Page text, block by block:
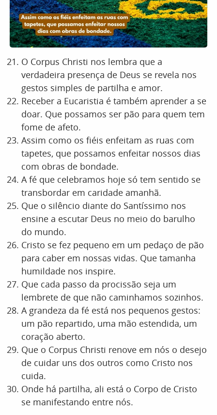
O Corpus Christi nos lembra que a
verdadeira presença de Deus se revela nos
gestos simples de partilha e amor.
Receber a Eucaristia é também aprender a se
doar. Que possamos ser pão para quem tem
fome de afeto.
Assim como os fiéis enfeitam as ruas com
tapetes, que possamos enfeitar nossos dias
com obras de bondade.
A fé que celebramos hoje só tem sentido se
transbordar em caridade amanhã.
Que o silêncio diante do Santíssimo nos
ensine a escutar Deus no meio do barulho
do mundo.
Cristo se fez pequeno em um pedaço de pão
para caber em nossas vidas. Que tamanha
humildade nos inspire.
Que cada passo da procissão seja um
lembrete de que não caminhamos sozinhos.
A grandeza da fé está nos pequenos gestos:
um pão repartido, uma mão estendida, um
coração aberto.
Que o Corpus Christi renove em nós o desejo
de cuidar uns dos outros como Cristo nos
cuida.
Onde há partilha, ali está o Corpo de Cristo
se manifestando entre nós.